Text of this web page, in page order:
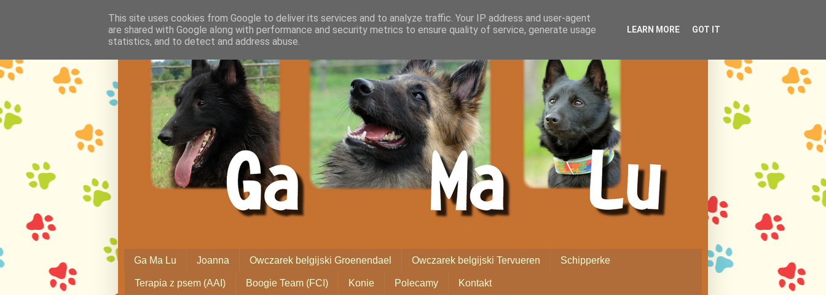
Ga Ma Lu Joanna Owczarek belgijski Groenendael Owczarek belgijski Tervueren Schipperke
Terapia z psem (AAI) Boogie Team (FCI) Konie Polecamy Kontakt
This site uses cookies from Google to deliver its services and to analyze traffic. Your IP address and user-agent
are shared with Google along with performance and security metrics to ensure quality of service, generate usage
statistics, and to detect and address abuse.
LEARN MORE GOT IT